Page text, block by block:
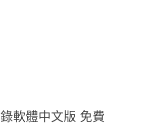
軟體中文版 免費